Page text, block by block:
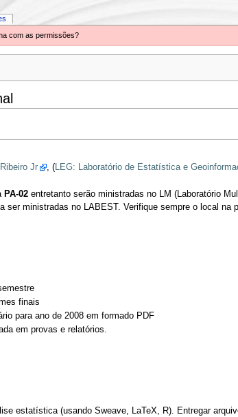
com as permissões?
Jr , (LEG: Laboratório de Estatística e
PA-02 entretanto serão ministradas no LM (Laboratório
ser ministradas no LABEST. Verifique sempre o local na
finais
para ano de 2008 em formado PDF
em provas e relatórios.
estatística (usando Sweave, LaTeX, R). Entregar